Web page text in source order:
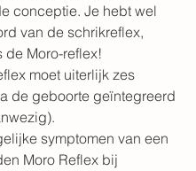
conceptie. Je hebt wel
van de schrikreflex,
de Moro-reflex!
moet uiterlijk zes
de geboorte geïntegreerd
symptomen van een
Moro Reflex bij